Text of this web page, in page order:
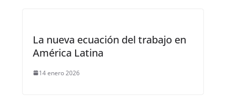
La nueva ecuación del trabajo en
América Latina
14 enero 2026